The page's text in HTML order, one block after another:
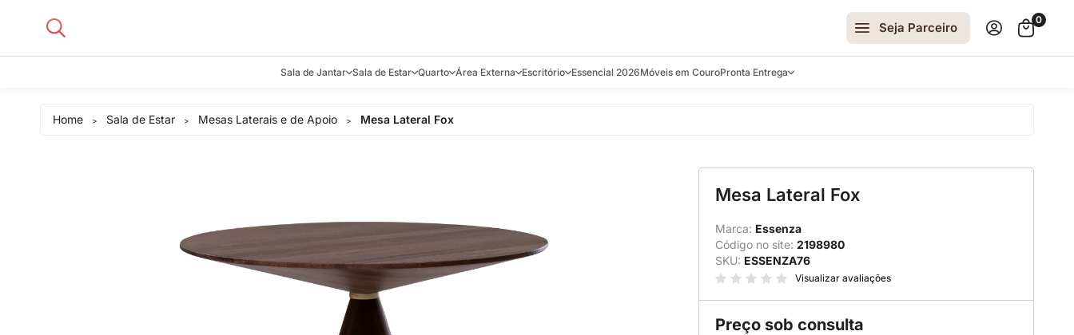
Seja Parceiro
0
Sala de Jantar Sala de Estar
Racks e Sofá Table
Puffs e Bancos
Sofás Curvos e Orgânicos
Sofás Elétricos
Quarto
Recamier e Bancos
Área Externa
Espreguiçadeiras
Mesas
Escritório Essencial 2026Móveis em CouroPronta Entrega
Decoração e Espelhos
Mesas de Apoio e Laterais
Mesas de Centro
Mesas de Jantar
Móveis Soltos
Home > Sala de Estar > Mesas Laterais e de Apoio > Mesa Lateral Fox
Mesa Lateral Fox
Marca: Essenza
Código no site: 2198980
SKU: ESSENZA76
Visualizar avaliações
Preço sob consulta